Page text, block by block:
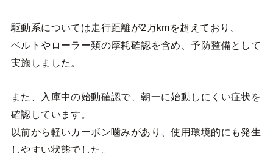
駆動系については走行距離が2万kmを超えており、
ベルトやローラー類の摩耗確認を含め、予防整備として
実施しました。
また、入庫中の始動確認で、朝一に始動しにくい症状を
確認しています。
以前から軽いカーボン噛みがあり、使用環境的にも発生
しやすい状態でした。